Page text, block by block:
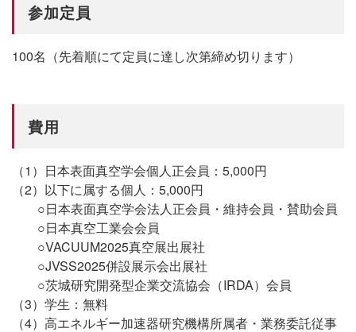
参加定員
100名（先着順にて定員に達し次第締め切ります）
費用
（1）日本表面真空学会個人正会員：5,000円
（2）以下に属する個人：5,000円
○日本表面真空学会法人正会員・維持会員・賛助会員
○日本真空工業会会員
○VACUUM2025真空展出展社
○JVSS2025併設展示会出展社
○茨城研究開発型企業交流協会（IRDA）会員
（3）学生：無料
（4）高エネルギー加速器研究機構所属者・業務委託従事